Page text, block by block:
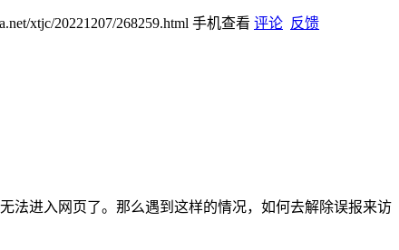
xtjc/20221207/268259.html 手机查看 评论 反馈
进入网页了。那么遇到这样的情况，如何去解除误报来访